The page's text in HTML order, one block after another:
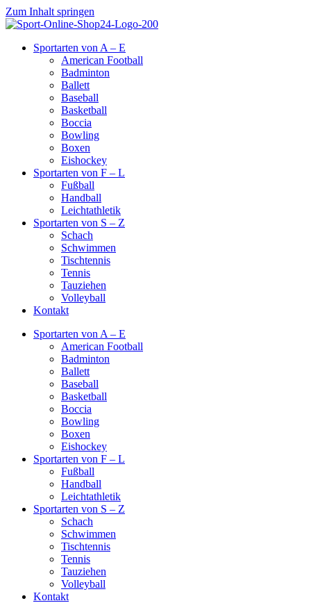
Zum Inhalt springen
Sportarten von A – E
American Football
Badminton
Ballett
Baseball
Basketball
Boccia
Bowling
Boxen
Eishockey
Sportarten von F – L
Fußball
Handball
Leichtathletik
Sportarten von S – Z
Schach
Schwimmen
Tischtennis
Tennis
Tauziehen
Volleyball
Kontakt
Sportarten von A – E
American Football
Badminton
Ballett
Baseball
Basketball
Boccia
Bowling
Boxen
Eishockey
Sportarten von F – L
Fußball
Handball
Leichtathletik
Sportarten von S – Z
Schach
Schwimmen
Tischtennis
Tennis
Tauziehen
Volleyball
Kontakt